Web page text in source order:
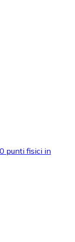
con
punti fisici in